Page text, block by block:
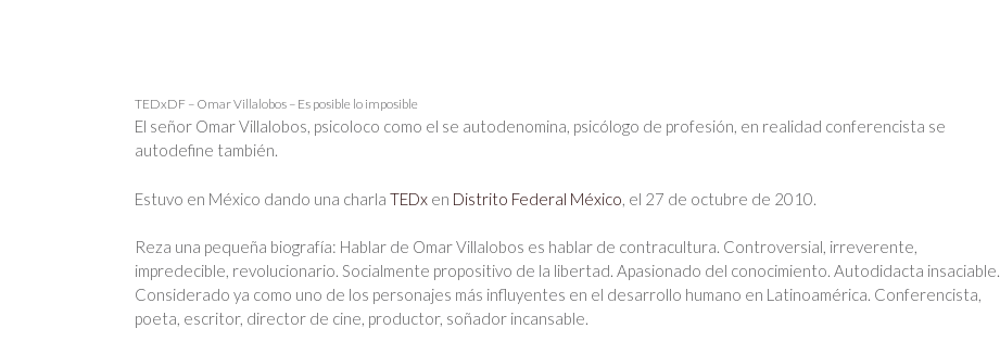
TEDxDF – Omar Villalobos – Es posible lo imposible
El señor Omar Villalobos, psicoloco como el se autodenomina, psicólogo de profesión, en realidad conferencista se
autodefine también.
Estuvo en México dando una charla TEDx en Distrito Federal México , el 27 de octubre de 2010.
Reza una pequeña biografía: Hablar de Omar Villalobos es hablar de contracultura. Controversial, irreverente,
impredecible, revolucionario. Socialmente propositivo de la libertad. Apasionado del conocimiento. Autodidacta insaciable.
Considerado ya como uno de los personajes más influyentes en el desarrollo humano en Latinoamérica. Conferencista,
poeta, escritor, director de cine, productor, soñador incansable.